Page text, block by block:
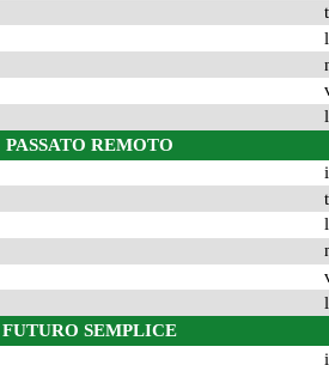
PASSATO REMOTO
FUTURO SEMPLICE